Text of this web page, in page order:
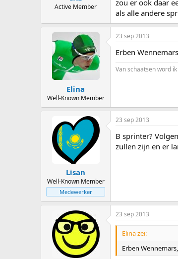
Active Member
zou er ook daar
als alle andere
Elina
Well-Known Member
23 sep 2013
Erben
Van schaatsen word
Lisan
Well-Known Member
Medewerker
23 sep 2013
B sprinter?
zullen zijn en er
23 sep 2013
Elina zei:
Erben